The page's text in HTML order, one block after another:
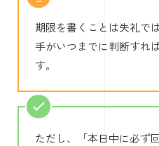
期限を書くことは失礼で
手がいつまでに判断すれ
す。
ただし、「本日中に必ず